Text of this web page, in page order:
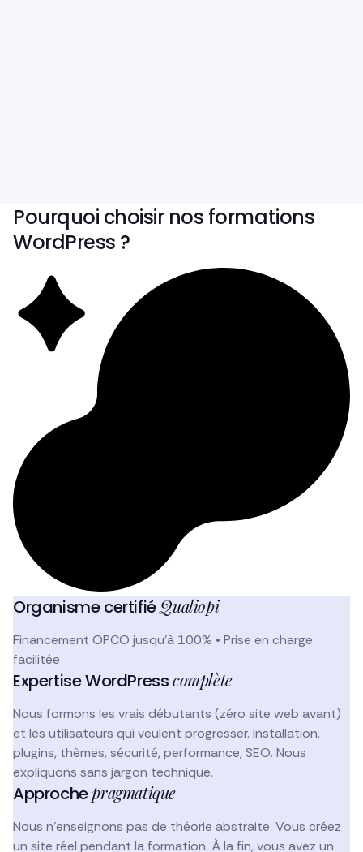
Pourquoi choisir nos formations
WordPress ?
Organisme certifiéQualiopi
Financement OPCO jusqu'à 100% • Prise en charge
facilitée
Expertise WordPresscomplète
Nous formons les vrais débutants (zéro site web avant)
et les utilisateurs qui veulent progresser. Installation,
plugins, thèmes, sécurité, performance, SEO. Nous
expliquons sans jargon technique.
Approchepragmatique
Nous n'enseignons pas de théorie abstraite. Vous créez
un site réel pendant la formation. À la fin, vous avez un